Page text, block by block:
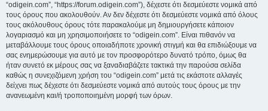
“odigein.com”, “https://forum.odigein.com”), δέχεστε ότι δεσμεύεστε νομικά από
τους όρους που ακολουθούν. Αν δεν δέχεστε ότι δεσμεύεστε νομικά από όλους
τους ακόλουθους όρους τότε παρακαλούμε μη δημιουργήσετε κάποιον
λογαριασμό και μη χρησιμοποιήσετε το “odigein.com”. Είναι πιθανόν να
μεταβάλλουμε τους όρους οποιαδήποτε χρονική στιγμή και θα επιδιώξουμε να
σας ενημερώσουμε για αυτό με τον προσφορότερο δυνατό τρόπο, όμως θα
ήταν συνετό εκ μέρους σας να ξαναδιαβάζετε τακτικά την παρούσα σελίδα
καθώς η συνεχιζόμενη χρήση του “odigein.com” μετά τις εκάστοτε αλλαγές
δείχνει πως δέχεστε ότι δεσμεύεστε νομικά από αυτούς τους όρους με την
ανανεωμένη και/ή τροποποιημένη μορφή των όρων.